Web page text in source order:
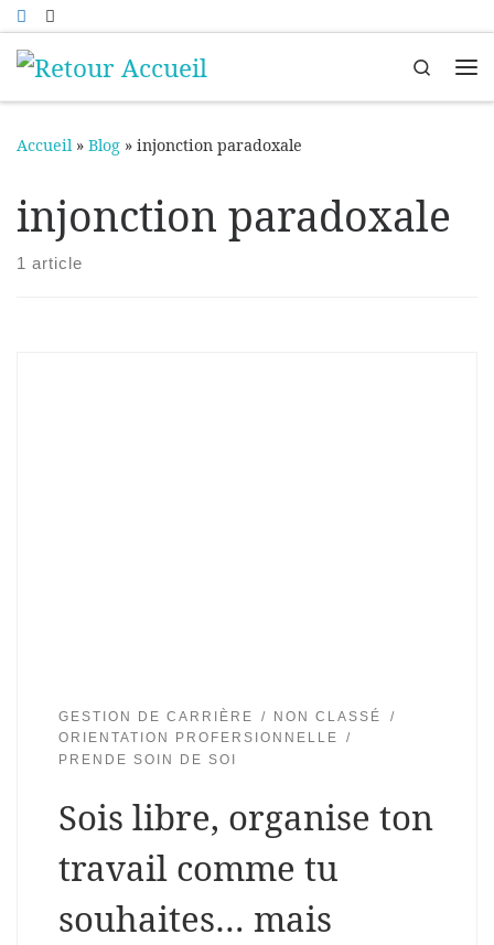
Passer au contenu
Search
Accueil » Blog » injonction paradoxale
injonction paradoxale
1 article
GESTION DE CARRIÈRE
NON CLASSÉ
ORIENTATION PROFERSIONNELLE
PRENDE SOIN DE SOI
Sois libre, organise ton
travail comme tu
souhaites… mais